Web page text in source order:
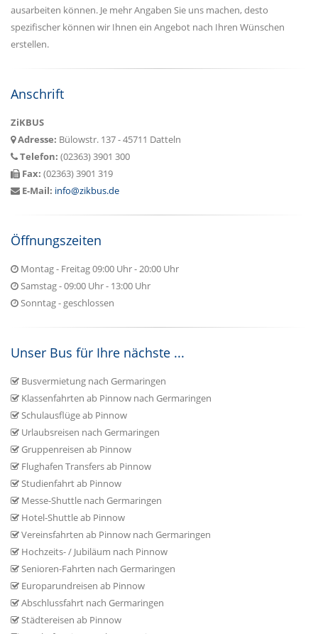
ausarbeiten können. Je mehr Angaben Sie uns machen, desto
spezifischer können wir Ihnen ein Angebot nach Ihren Wünschen
erstellen.
Anschrift
ZiKBUS
Adresse: Bülowstr. 137 - 45711 Datteln
Telefon: (02363) 3901 300
Fax: (02363) 3901 319
E-Mail: info@zikbus.de
Öffnungszeiten
Montag - Freitag 09:00 Uhr - 20:00 Uhr
Samstag - 09:00 Uhr - 13:00 Uhr
Sonntag - geschlossen
Unser Bus für Ihre nächste ...
Busvermietung nach Germaringen
Klassenfahrten ab Pinnow nach Germaringen
Schulausflüge ab Pinnow
Urlaubsreisen nach Germaringen
Gruppenreisen ab Pinnow
Flughafen Transfers ab Pinnow
Studienfahrt ab Pinnow
Messe-Shuttle nach Germaringen
Hotel-Shuttle ab Pinnow
Vereinsfahrten ab Pinnow nach Germaringen
Hochzeits- / Jubiläum nach Pinnow
Senioren-Fahrten nach Germaringen
Europarundreisen ab Pinnow
Abschlussfahrt nach Germaringen
Städtereisen ab Pinnow